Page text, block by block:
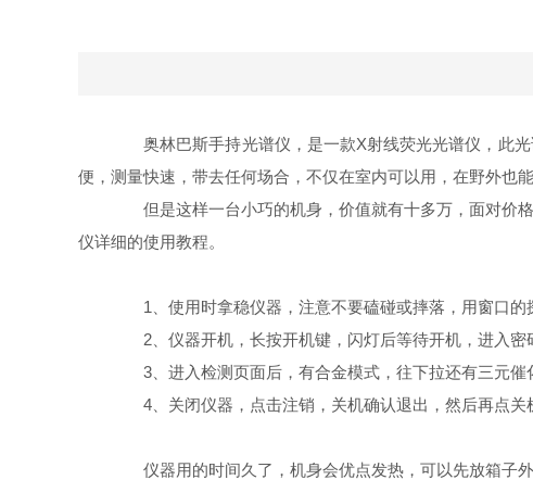
奥林巴斯手持光谱仪，是一款X射线荧光光谱仪，此光
便，测量快速，带去任何场合，不仅在室内可以用，在野外也能
但是这样一台小巧的机身，价值就有十多万，面对价格
仪详细的使用教程。
1、使用时拿稳仪器，注意不要磕碰或摔落，用窗口的
2、仪器开机，长按开机键，闪灯后等待开机，进入密
3、进入检测页面后，有合金模式，往下拉还有三元催
4、关闭仪器，点击注销，关机确认退出，然后再点关
仪器用的时间久了，机身会优点发热，可以先放箱子外